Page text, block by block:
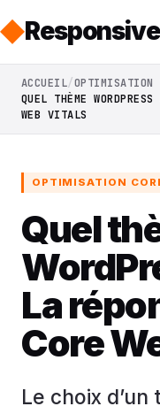
ACCUEIL OPTIMISATION
QUEL THÈME
WEB VITALS
OPTIMISATION
Quel
La
Core
Le choix